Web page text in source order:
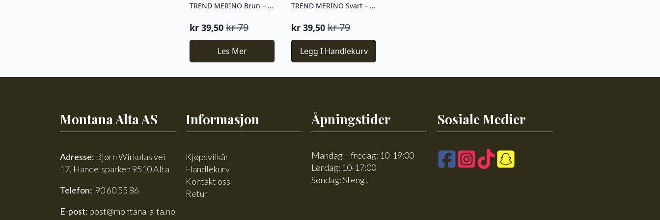
TREND MERINO Brun – 408
kr79
Opprinnelig
pris
kr 79.
kr 39,50
Nåværende
pris
kr 39,50.
Les Mer
TREND MERINO Svart – 403
kr79
Opprinnelig
pris
var:
kr 79.
kr39,50
Nåværende
pris
er:
kr 39,50.
Legg I Handlekurv
Montana Alta AS
Adresse: Bjørn Wirkolas vei
17, Handelsparken 9510 Alta
Telefon: 90 60 55 86
E-post: post@montana-alta.no
Informasjon
Kjøpsvilkår
Handlekurv
Kontakt oss
Retur
Åpningstider
Mandag – fredag: 10-19:00
Lørdag: 10-17:00
Søndag: Stengt
Sosiale Medier